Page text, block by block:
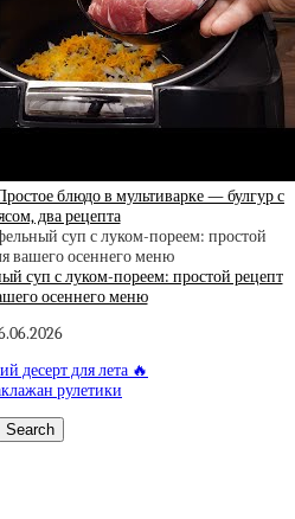
блюдо в мультиварке — булгур с
два рецепта
суп с луком-пореем: простой рецепт
осеннего меню
десерт для лета 🔥
рулетики